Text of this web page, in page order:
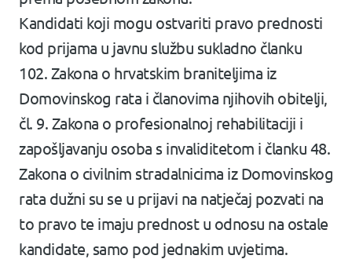
Kandidati koji mogu ostvariti pravo prednosti
kod prijama u javnu službu sukladno članku
102. Zakona o hrvatskim braniteljima iz
Domovinskog rata i članovima njihovih obitelji,
čl. 9. Zakona o profesionalnoj rehabilitaciji i
zapošljavanju osoba s invaliditetom i članku 48.
Zakona o civilnim stradalnicima iz Domovinskog
rata dužni su se u prijavi na natječaj pozvati na
to pravo te imaju prednost u odnosu na ostale
kandidate, samo pod jednakim uvjetima.